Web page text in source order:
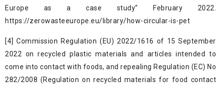
Europe as a case study” February 2022.
https://zerowasteeurope.eu/library/how-circular-is-pet
[4] Commission Regulation (EU) 2022/1616 of 15 September
2022 on recycled plastic materials and articles intended to
come into contact with foods, and repealing Regulation (EC) No
282/2008 (Regulation on recycled materials for food contact